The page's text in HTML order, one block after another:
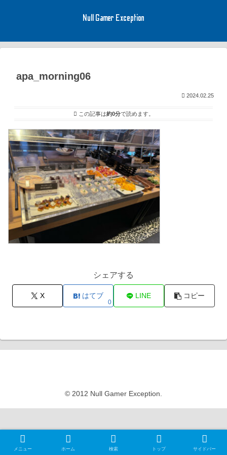
Null Gamer Exception
apa_morning06
2024.02.25
この記事は約0分で読めます。
シェアする
X はてブ
0
LINE コピー
© 2012 Null Gamer Exception.
メニュー ホーム 検索 トップ サイドバー